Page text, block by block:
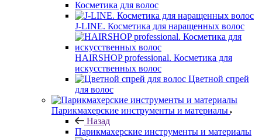
Косметика для волос
J-LINE. Косметика для наращенных волос
HAIRSHOP professional. Косметика для
искусственных волос
Цветной спрей
для волос
Парикмахерские инструменты и материалы
Назад
Парикмахерские инструменты и материалы